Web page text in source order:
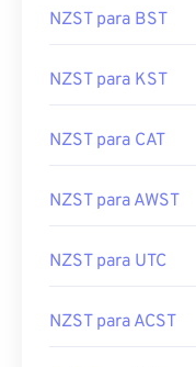
NZST para BST
NZST para KST
NZST para CAT
NZST para AWST
NZST para UTC
NZST para ACST